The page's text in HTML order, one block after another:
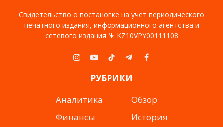
Свидетельство о постановке на учет периодического
печатного издания, информационного агентства и
сетевого издания № KZ10VPY00111108
Instagram
YouTubeTikTokTelegramFacebook
РУБРИКИ
Аналитика
Финансы
Обзор
История